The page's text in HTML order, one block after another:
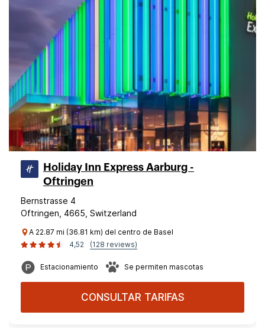
Holiday Inn Express Aarburg -
Oftringen
Bernstrasse 4
Oftringen, 4665, Switzerland
A 22.87 mi (36.81 km) del centro de Basel
4,52
(128 reviews)
Estacionamiento Se permiten mascotas
CONSULTAR TARIFAS